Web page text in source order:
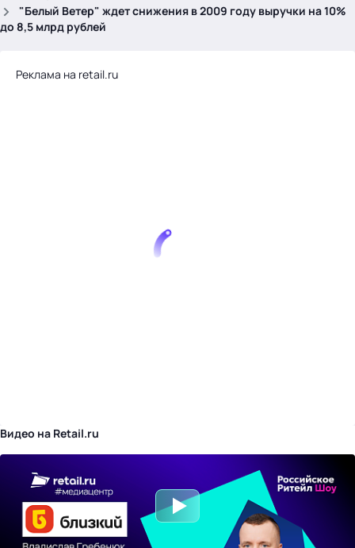
"Белый Ветер" ждет снижения в 2009 году выручки на 10%
до 8,5 млрд рублей
Реклама на retail.ru
Видео на Retail.ru